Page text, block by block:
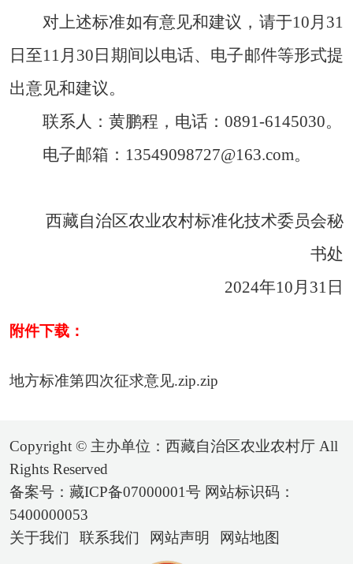
对上述标准如有意见和建议，请于10月31
日至11月30日期间以电话、电子邮件等形式提
出意见和建议。
联系人：黄鹏程，电话： 0891-6145030。
电子邮箱： 13549098727@163.com。
西藏自治区农业农村标准化技术委员会秘
书处
2024年10月31日
附件下载：
地方标准第四次征求意见.zip.zip
Copyright © 主办单位：西藏自治区农业农村厅 All
Rights Reserved
备案号：藏ICP备07000001号 网站标识码：
5400000053
关于我们
联系我们 网站声明 网站地图